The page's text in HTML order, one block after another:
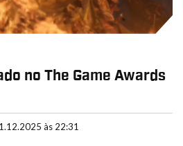
no The Game Awards
às 22:31